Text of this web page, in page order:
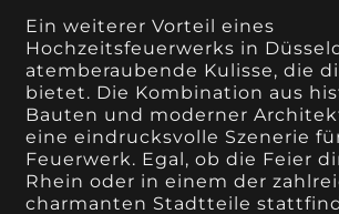
Ein weiterer Vorteil eines
Hochzeitsfeuerwerks in
atemberaubende Kulisse, die
bietet. Die Kombination aus
Bauten und moderner
eine eindrucksvolle Szenerie
Feuerwerk. Egal, ob die Feier
Rhein oder in einem der
charmanten Stadtteile